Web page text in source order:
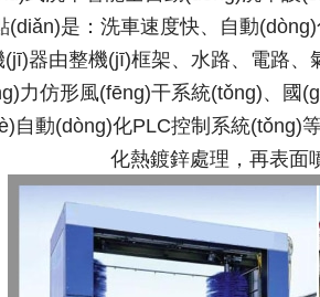
點(diǎn)是：洗車速度快、自動(dòng)
器由整機(jī)框架、水路、電路
力仿形風(fēng)干系統(tǒng)、國
自動(dòng)化PLC控制系統(tǒng)
化熱鍍鋅處理，再表面噴塑